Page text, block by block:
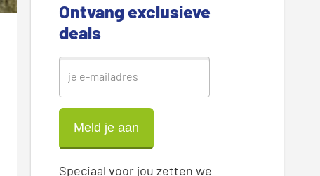
Ontvang exclusieve
deals
Speciaal voor jou zetten we